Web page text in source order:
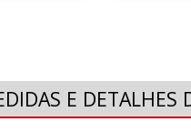
E DETALHES